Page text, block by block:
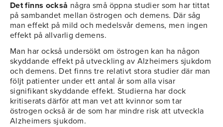
Det finns också några små öppna studier som har tittat
på sambandet mellan östrogen och demens. Där såg
man effekt på mild och medelsvår demens, men ingen
effekt på allvarlig demens.
Man har också undersökt om östrogen kan ha någon
skyddande effekt på utveckling av Alzheimers sjukdom
och demens. Det finns tre relativt stora studier där man
följt patienter under ett antal år som alla visar
signifikant skyddande effekt. Studierna har dock
kritiserats därför att man vet att kvinnor som tar
östrogen också är de som har mindre risk att utveckla
Alzheimers sjukdom.